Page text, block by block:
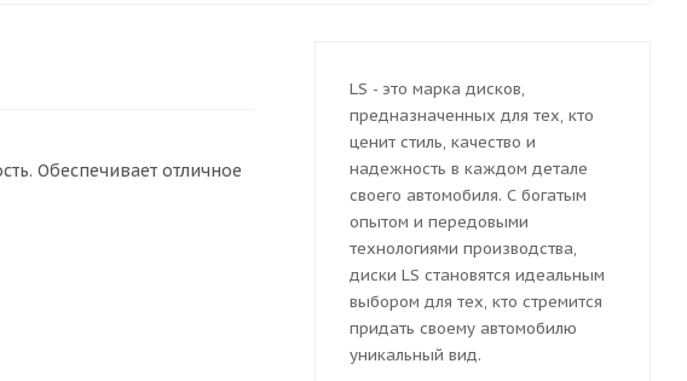
Обеспечивает отличное
LS - это марка дисков,
предназначенных для тех, кто
ценит стиль, качество и
надежность в каждом детале
своего автомобиля. С богатым
опытом и передовыми
технологиями производства,
диски LS становятся идеальным
выбором для тех, кто стремится
придать своему автомобилю
уникальный вид.